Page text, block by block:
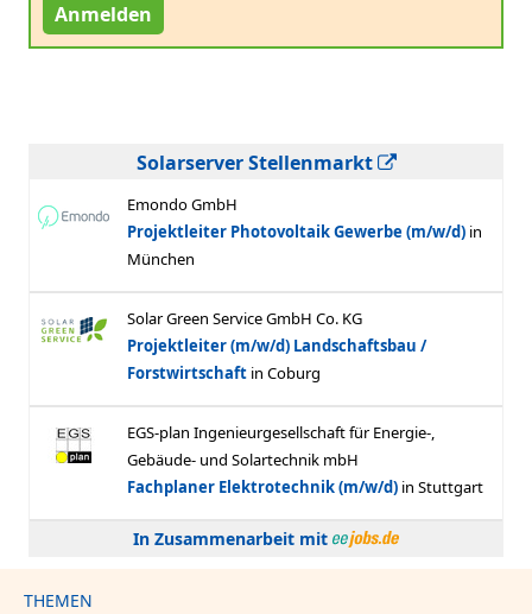
Anmelden
Solarserver Stellenmarkt
In Zusammenarbeit mit
THEMEN